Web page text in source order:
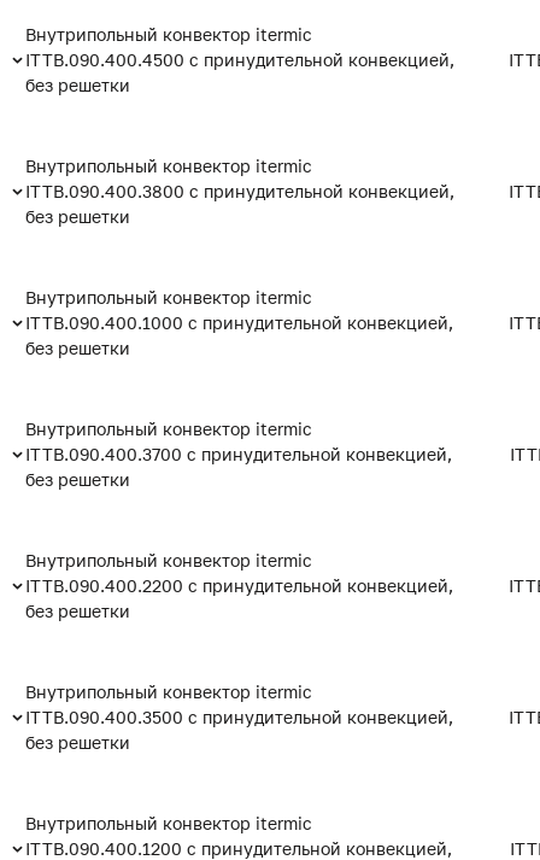
Внутрипольный конвектор itermic
ITTB.090.400.4500 с принудительной конвекцией,
без решетки
Внутрипольный конвектор itermic
ITTB.090.400.3800 с принудительной конвекцией,
без решетки
Внутрипольный конвектор itermic
ITTB.090.400.1000 с принудительной конвекцией,
без решетки
Внутрипольный конвектор itermic
ITTB.090.400.3700 с принудительной конвекцией,
без решетки
Внутрипольный конвектор itermic
ITTB.090.400.2200 с принудительной конвекцией,
без решетки
Внутрипольный конвектор itermic
ITTB.090.400.3500 с принудительной конвекцией,
без решетки
Внутрипольный конвектор itermic
ITTB.090.400.1200 с принудительной конвекцией,